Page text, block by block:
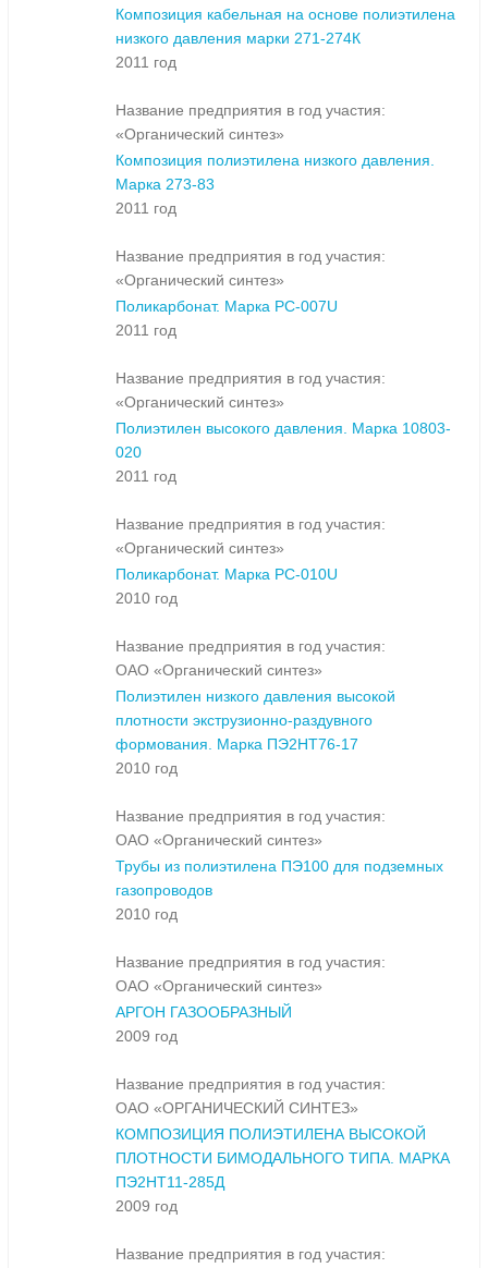
Композиция кабельная на основе полиэтилена
низкого давления марки 271-274К
2011 год
Название предприятия в год участия:
«Органический синтез»
Композиция полиэтилена низкого давления.
Марка 273-83
2011 год
Название предприятия в год участия:
«Органический синтез»
Поликарбонат. Марка PC-007U
2011 год
Название предприятия в год участия:
«Органический синтез»
Полиэтилен высокого давления. Марка 10803-
020
2011 год
Название предприятия в год участия:
«Органический синтез»
Поликарбонат. Марка PC-010U
2010 год
Название предприятия в год участия:
ОАО «Органический синтез»
Полиэтилен низкого давления высокой
плотности экструзионно-раздувного
формования. Марка ПЭ2НТ76-17
2010 год
Название предприятия в год участия:
ОАО «Органический синтез»
Трубы из полиэтилена ПЭ100 для подземных
газопроводов
2010 год
Название предприятия в год участия:
ОАО «Органический синтез»
АРГОН ГАЗООБРАЗНЫЙ
2009 год
Название предприятия в год участия:
ОАО «ОРГАНИЧЕСКИЙ СИНТЕЗ»
КОМПОЗИЦИЯ ПОЛИЭТИЛЕНА ВЫСОКОЙ
ПЛОТНОСТИ БИМОДАЛЬНОГО ТИПА. МАРКА
ПЭ2НТ11-285Д
2009 год
Название предприятия в год участия: